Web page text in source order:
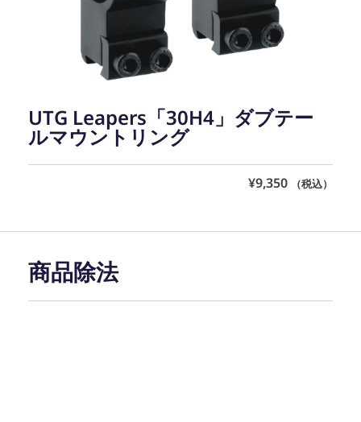
UTG Leapers「30H4」ダブテー
ルマウントリング
¥9,350 （税込）
商品除法